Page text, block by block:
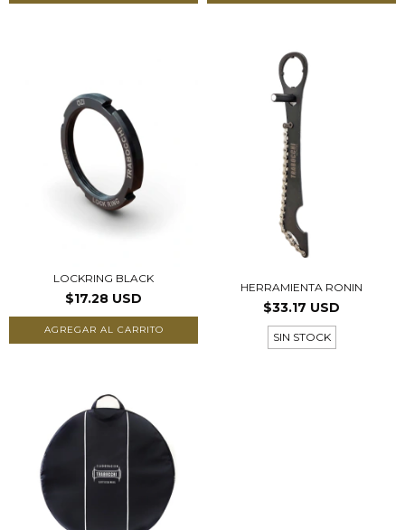
LOCKRING BLACK
$17.28 USD
HERRAMIENTA RONIN
$33.17 USD
SIN STOCK